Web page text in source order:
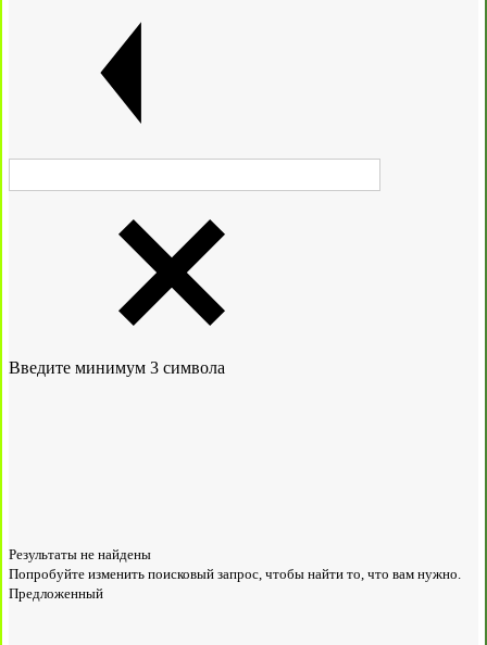
Введите минимум 3 символа
Результаты не найдены
Попробуйте изменить поисковый запрос, чтобы найти то, что вам нужно.
Предложенный